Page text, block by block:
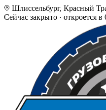
Шлиссельбург, Красный
Сейчас закрыто · откроется в